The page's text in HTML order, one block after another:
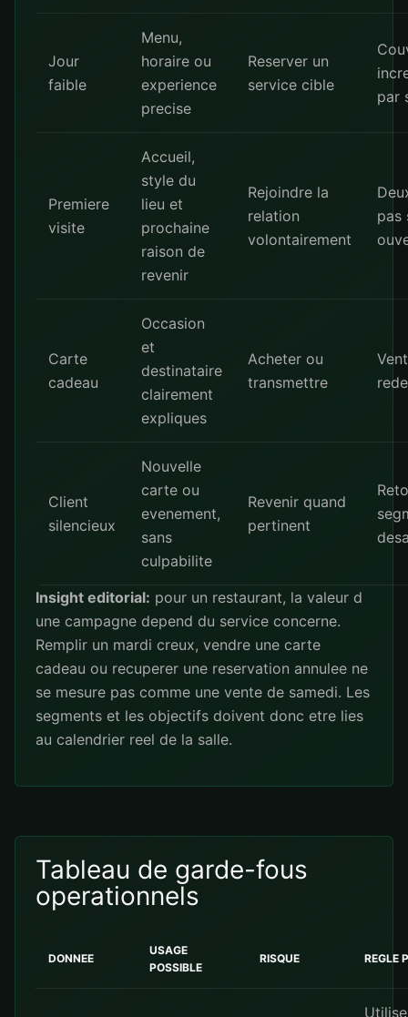
Jour
faible
Menu,
horaire ou
experience
precise
Reserver un
service cible
par
Premiere
visite
Accueil,
style du
lieu et
prochaine
raison de
revenir
Rejoindre la
relation
volontairement
pas
Carte
cadeau
Occasion
et
destinataire
clairement
expliques
Acheter ou
transmettre
Client
silencieux
Nouvelle
carte ou
evenement,
sans
culpabilite
Revenir quand
pertinent
Insight editorial: pour un restaurant, la valeur d
une campagne depend du service concerne.
Remplir un mardi creux, vendre une carte
cadeau ou recuperer une reservation annulee ne
se mesure pas comme une vente de samedi. Les
segments et les objectifs doivent donc etre lies
au calendrier reel de la salle.
Tableau de garde-fous
operationnels
DONNEE
USAGE
POSSIBLE
RISQUE REGLE